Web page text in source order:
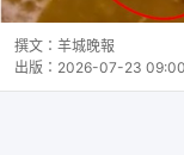
撰文： 羊城晚報
出版： 2026-07-23 09:00